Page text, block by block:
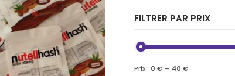
FILTRER PAR PRIX
Prix : 0 € — 40 €